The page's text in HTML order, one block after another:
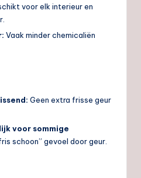
voor elk interieur en
Vaak minder chemicaliën
Geen extra frisse geur
voor sommige
schoon” gevoel door geur.